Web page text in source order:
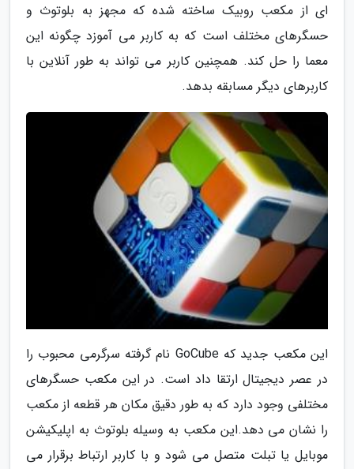
ای از مکعب روبیک ساخته شده که مجهز به بلوتوث و
حسگرهای مختلف است که به کاربر می آموزد چگونه این
معما را حل کند. همچنین کاربر می تواند به طور آنلاین با
کاربرهای دیگر مسابقه بدهد.
این مکعب جدید که GoCube نام گرفته سرگرمی محبوب را
در عصر دیجیتال ارتقا داد است. در این مکعب حسگرهای
مختلفی وجود دارد که به طور دقیق مکان هر قطعه از مکعب
را نشان می دهد.این مکعب به وسیله بلوتوث به اپلیکیشن
موبایل یا تبلت متصل می شود و با کاربر ارتباط برقرار می